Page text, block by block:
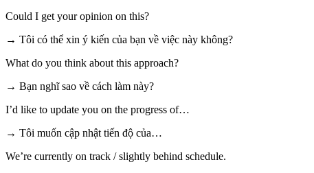
Could I get your opinion on this?
→ Tôi có thể xin ý kiến của bạn về việc này không?
What do you think about this approach?
→ Bạn nghĩ sao về cách làm này?
I’d like to update you on the progress of…
→ Tôi muốn cập nhật tiến độ của…
We’re currently on track / slightly behind schedule.